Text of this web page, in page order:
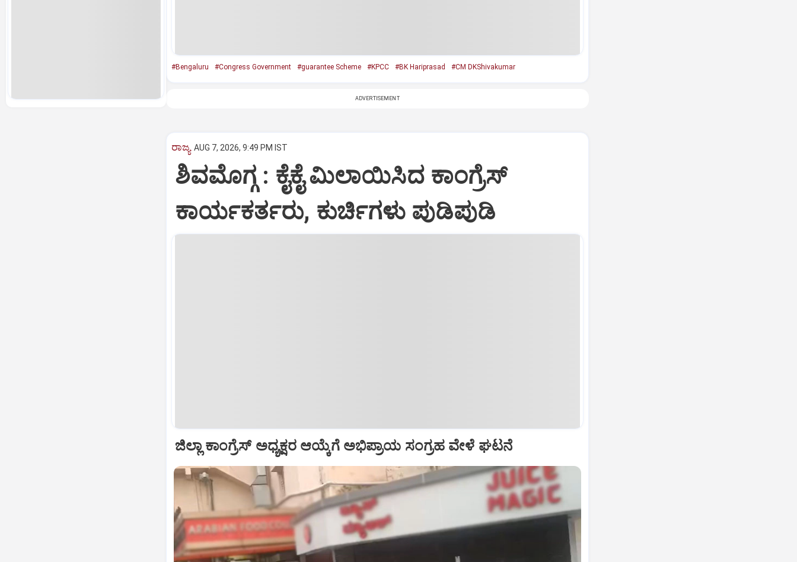
#Bengaluru #Congress Government #guarantee Scheme #KPCC #BK Hariprasad #CM DKShivakumar
ADVERTISEMENT
ರಾಜ್ಯ AUG 7, 2026, 9:49 PM IST
ಶಿವಮೊಗ್ಗ : ಕೈಕೈ ಮಿಲಾಯಿಸಿದ ಕಾಂಗ್ರೆಸ್
ಕಾರ್ಯಕರ್ತರು, ಕುರ್ಚಿಗಳು ಪುಡಿಪುಡಿ
ಜಿಲ್ಲಾ ಕಾಂಗ್ರೆಸ್ ಅಧ್ಯಕ್ಷರ ಆಯ್ಕೆಗೆ ಅಭಿಪ್ರಾಯ ಸಂಗ್ರಹ ವೇಳೆ ಘಟನೆ